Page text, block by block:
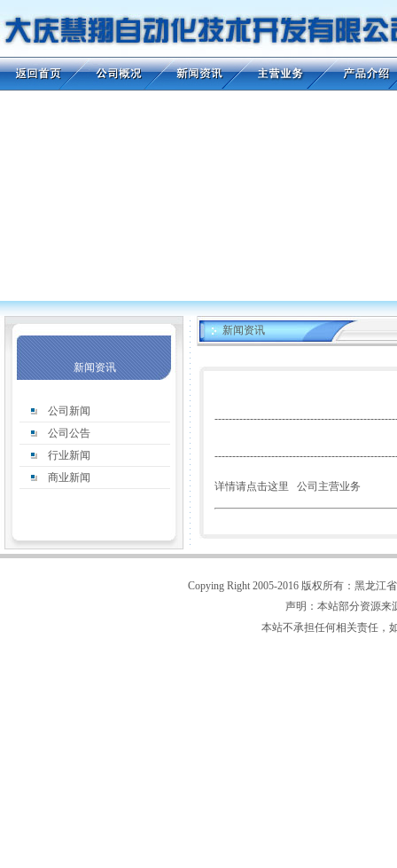
新闻资讯
公司新闻
公司公告
行业新闻
商业新闻
新闻资讯
详情请点击这里 公司主营业务
Copying Right 2005-2016 版权所有：黑龙
声明：本站部分资源来
本站不承担任何相关责任，